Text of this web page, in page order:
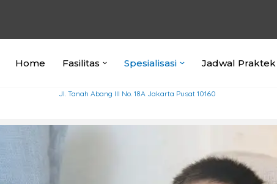
Home Fasilitas Spesialisasi Jadwal Praktek
Jl. Tanah Abang III No. 18A Jakarta Pusat 10160